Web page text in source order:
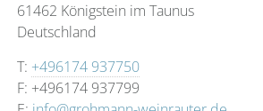
61462 Königstein im Taunus
Deutschland
T: +496174 937750
F: +496174 937799